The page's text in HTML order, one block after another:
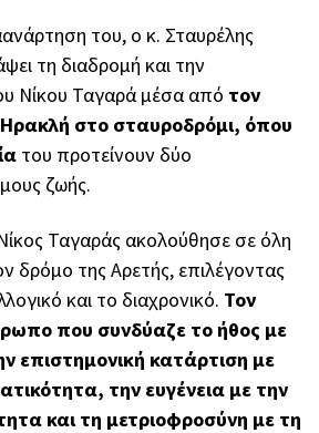
του, ο κ. Σταυρέλης
τη διαδρομή και την
Νίκου Ταγαρά μέσα από τον
στο σταυροδρόμι, όπου
του προτείνουν δύο
ζωής.
Ταγαράς ακολούθησε σε όλη
δρόμο της Αρετής, επιλέγοντας
και το διαχρονικό. Τον
που συνδύαζε το ήθος με
επιστημονική κατάρτιση με
την ευγένεια με την
και τη μετριοφροσύνη με τη